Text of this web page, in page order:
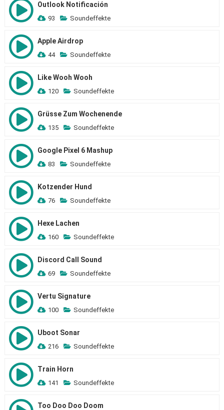
Outlook Notificación
93 Soundeffekte
Apple Airdrop
44 Soundeffekte
Like Wooh Wooh
120 Soundeffekte
Grüsse Zum Wochenende
135 Soundeffekte
Google Pixel 6 Mashup
83 Soundeffekte
Kotzender Hund
76 Soundeffekte
Hexe Lachen
160 Soundeffekte
Discord Call Sound
69 Soundeffekte
Vertu Signature
100 Soundeffekte
Uboot Sonar
216 Soundeffekte
Train Horn
141 Soundeffekte
Too Doo Doo Doom